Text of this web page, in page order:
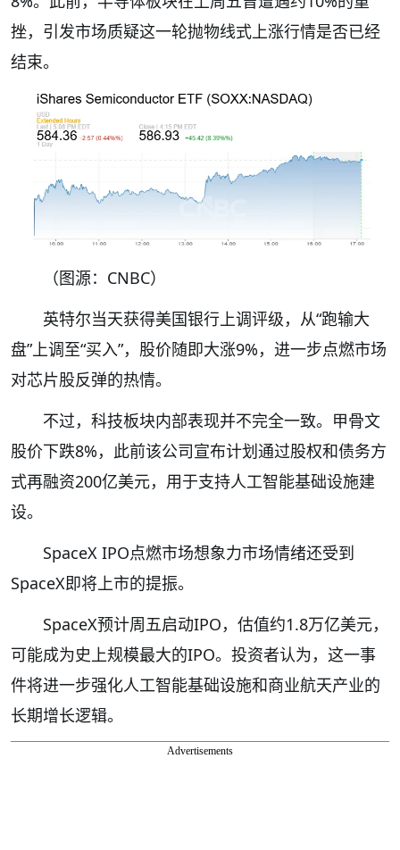
挫，引发市场质疑这一轮抛物线式上涨行情是否已经
结束。
（图源：CNBC）
英特尔当天获得美国银行上调评级，从“跑输大
盘”上调至“买入”，股价随即大涨9%，进一步点燃市场
对芯片股反弹的热情。
不过，科技板块内部表现并不完全一致。甲骨文
股价下跌8%，此前该公司宣布计划通过股权和债务方
式再融资200亿美元，用于支持人工智能基础设施建
设。
SpaceX IPO点燃市场想象力市场情绪还受到
SpaceX即将上市的提振。
SpaceX预计周五启动IPO，估值约1.8万亿美元，
可能成为史上规模最大的IPO。投资者认为，这一事
件将进一步强化人工智能基础设施和商业航天产业的
长期增长逻辑。
Advertisements